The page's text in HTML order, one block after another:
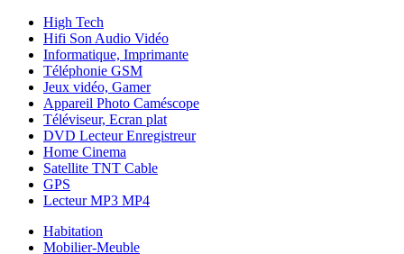
High Tech
Hifi Son Audio Vidéo
Informatique, Imprimante
Téléphonie GSM
Jeux vidéo, Gamer
Appareil Photo Caméscope
Téléviseur, Ecran plat
DVD Lecteur Enregistreur
Home Cinema
Satellite TNT Cable
GPS
Lecteur MP3 MP4
Habitation
Mobilier-Meuble